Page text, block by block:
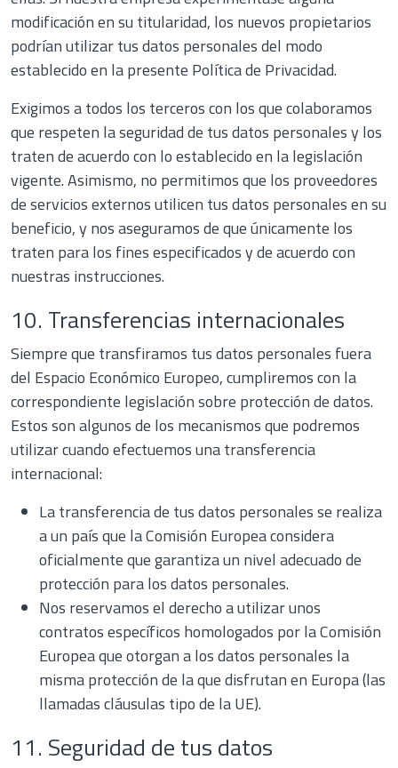
modificación en su titularidad, los nuevos propietarios
podrían utilizar tus datos personales del modo
establecido en la presente Política de Privacidad.
Exigimos a todos los terceros con los que colaboramos
que respeten la seguridad de tus datos personales y los
traten de acuerdo con lo establecido en la legislación
vigente. Asimismo, no permitimos que los proveedores
de servicios externos utilicen tus datos personales en su
beneficio, y nos aseguramos de que únicamente los
traten para los fines especificados y de acuerdo con
nuestras instrucciones.
10. Transferencias internacionales
Siempre que transfiramos tus datos personales fuera
del Espacio Económico Europeo, cumpliremos con la
correspondiente legislación sobre protección de datos.
Estos son algunos de los mecanismos que podremos
utilizar cuando efectuemos una transferencia
internacional:
La transferencia de tus datos personales se realiza
a un país que la Comisión Europea considera
oficialmente que garantiza un nivel adecuado de
protección para los datos personales.
Nos reservamos el derecho a utilizar unos
contratos específicos homologados por la Comisión
Europea que otorgan a los datos personales la
misma protección de la que disfrutan en Europa (las
llamadas cláusulas tipo de la UE).
11. Seguridad de tus datos